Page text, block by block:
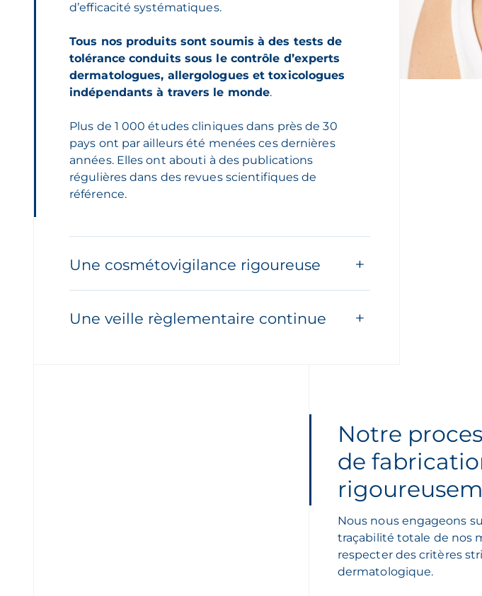
d’efficacité systématiques.
Tous nos produits sont soumis à des tests de
tolérance conduits sous le contrôle d’experts
dermatologues, allergologues et toxicologues
indépendants à travers le monde.
Plus de 1 000 études cliniques dans près de 30
pays ont par ailleurs été menées ces dernières
années. Elles ont abouti à des publications
régulières dans des revues scientifiques de
référence.
Une cosmétovigilance rigoureuse
Une veille règlementaire continue
Notre
de
Nous nous engageons
traçabilité totale de nos
respecter des critères
dermatologique.